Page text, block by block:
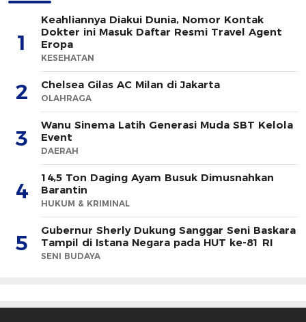
1
Keahliannya Diakui Dunia, Nomor Kontak
Dokter ini Masuk Daftar Resmi Travel Agent
Eropa
KESEHATAN
2 Chelsea Gilas AC Milan di Jakarta
OLAHRAGA
3
Wanu Sinema Latih Generasi Muda SBT Kelola
Event
DAERAH
4
14,5 Ton Daging Ayam Busuk Dimusnahkan
Barantin
HUKUM & KRIMINAL
5
Gubernur Sherly Dukung Sanggar Seni Baskara
Tampil di Istana Negara pada HUT ke-81 RI
SENI BUDAYA